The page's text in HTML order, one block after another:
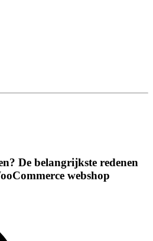
De belangrijkste redenen
webshop